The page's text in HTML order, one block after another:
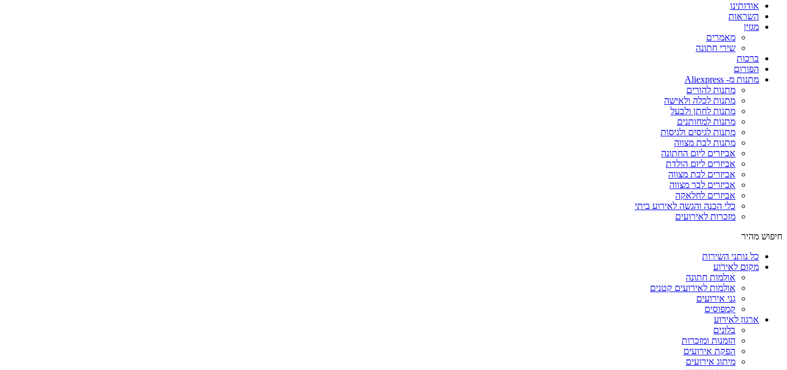
אודותינו
השראות
מגזין
מאמרים
שירי חתונה
ברכות
הפורום
מתנות מ- Aliexpress
מתנות להורים
מתנות לכלה ולאישה
מתנות לחתן ולבעל
מתנות למחותנים
מתנות לגיסים ולגיסות
מתנות לבת מצווה
אביזרים ליום החתונה
אביזרים ליום הולדת
אביזרים לבת מצווה
אביזרים לבר מצווה
אביזרים לחלאקה
כלי הכנה והגשה לאירוע ביתי
מזכרות לאירועים
חיפוש מהיר
כל נותני השירות
מקום לאירוע
אולמות חתונה
אולמות לאירועים קטנים
גני אירועים
קמפוסים
ארגון לאירוע
בלונים
הזמנות ומזכרות
הפקת אירועים
מיתוג אירועים